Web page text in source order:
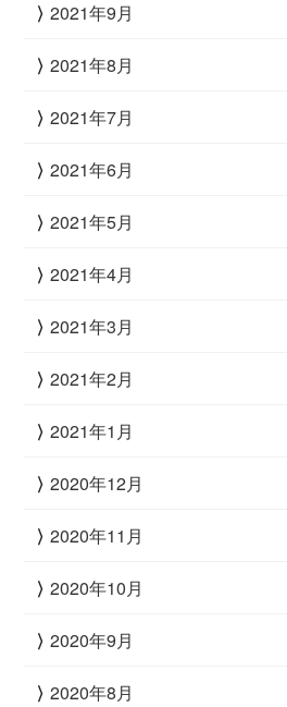
2021年9月
2021年8月
2021年7月
2021年6月
2021年5月
2021年4月
2021年3月
2021年2月
2021年1月
2020年12月
2020年11月
2020年10月
2020年9月
2020年8月